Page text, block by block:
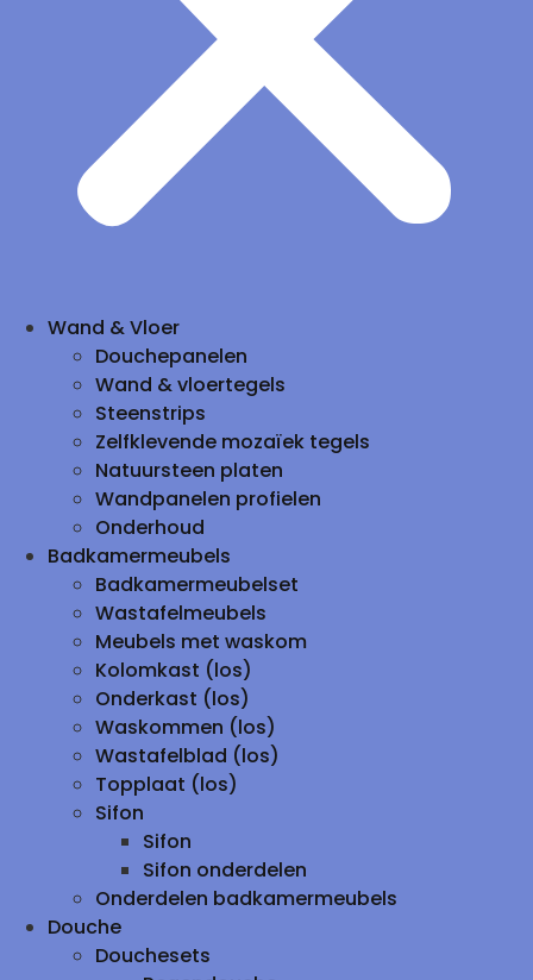
Wand & Vloer
Douchepanelen
Wand & vloertegels
Steenstrips
Zelfklevende mozaïek tegels
Natuursteen platen
Wandpanelen profielen
Onderhoud
Badkamermeubels
Badkamermeubelset
Wastafelmeubels
Meubels met waskom
Kolomkast (los)
Onderkast (los)
Waskommen (los)
Wastafelblad (los)
Topplaat (los)
Sifon
Sifon
Sifon onderdelen
Onderdelen badkamermeubels
Douche
Douchesets